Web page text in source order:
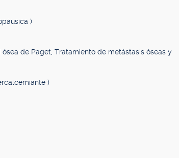
)
de Paget, Tratamiento de metástasis óseas y
)